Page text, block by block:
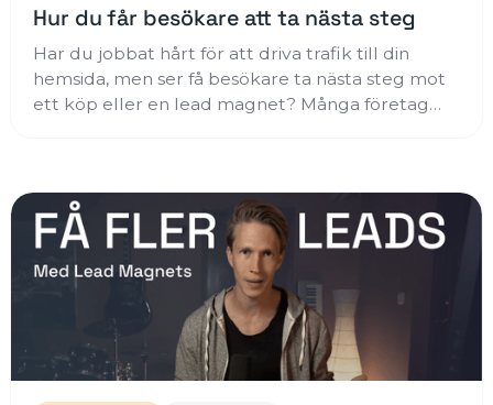
Hur du får besökare att ta nästa steg
Har du jobbat hårt för att driva trafik till din
hemsida, men ser få besökare ta nästa steg mot
ett köp eller en lead magnet? Många företag
och konverteringsoptimering (CRO) kan
förvandla din hemsida till en effektiv säljmaskin
som leder dina besökare rätt och driver din
försäljning framåt.